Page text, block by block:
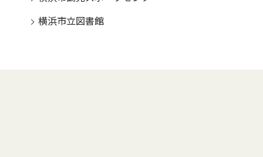
横浜市立図書館